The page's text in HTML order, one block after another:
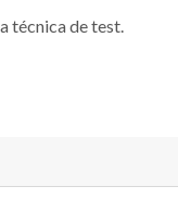
técnica de test.